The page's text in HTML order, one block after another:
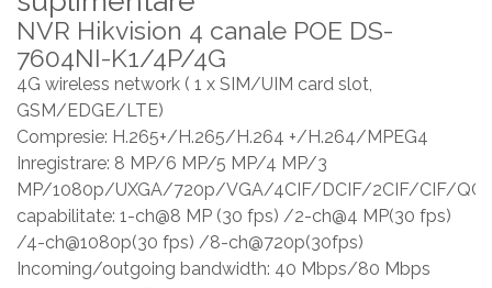
NVR Hikvision 4 canale POE DS-
7604NI-K1/4P/4G
4G wireless network ( 1 x SIM/UIM card slot,
GSM/EDGE/LTE)
Compresie: H.265+/H.265/H.264 +/H.264/MPEG4
Inregistrare: 8 MP/6 MP/5 MP/4 MP/3
MP/1080p/UXGA/720p/VGA/4CIF/DCIF/2CIF/CIF/
capabilitate: 1-ch@8 MP (30 fps) /2-ch@4 MP(30 fps)
/4-ch@1080p(30 fps) /8-ch@720p(30fps)
Incoming/outgoing bandwidth: 40 Mbps/80 Mbps